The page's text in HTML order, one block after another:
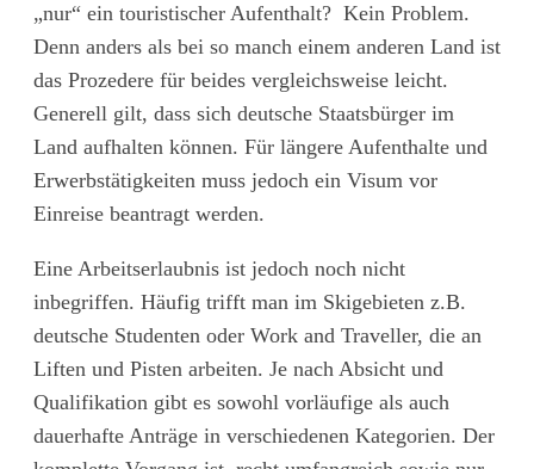
„nur“ ein touristischer Aufenthalt? Kein Problem.
Denn anders als bei so manch einem anderen Land ist
das Prozedere für beides vergleichsweise leicht.
Generell gilt, dass sich deutsche Staatsbürger im
Land aufhalten können. Für längere Aufenthalte und
Erwerbstätigkeiten muss jedoch ein Visum vor
Einreise beantragt werden.
Eine Arbeitserlaubnis ist jedoch noch nicht
inbegriffen. Häufig trifft man im Skigebieten z.B.
deutsche Studenten oder Work and Traveller, die an
Liften und Pisten arbeiten. Je nach Absicht und
Qualifikation gibt es sowohl vorläufige als auch
dauerhafte Anträge in verschiedenen Kategorien. Der